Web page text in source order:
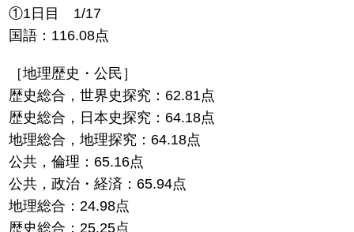
①1日目 1/17
国語：116.08点
［地理歴史・公民］
歴史総合，世界史探究：62.81点
歴史総合，日本史探究：64.18点
地理総合，地理探究：64.18点
公共，倫理：65.16点
公共，政治・経済：65.94点
地理総合：24.98点
歴史総合：25.25点